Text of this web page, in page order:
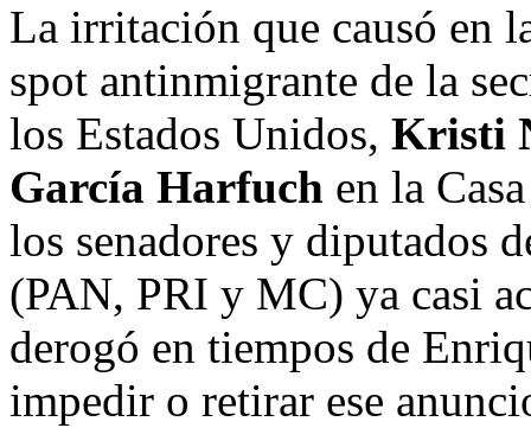
La irritación que causó en
spot antinmigrante de la
los Estados Unidos, Kristi
García Harfuch en la
los senadores y diputados
(PAN, PRI y MC) ya casi
derogó en tiempos de
impedir o retirar ese